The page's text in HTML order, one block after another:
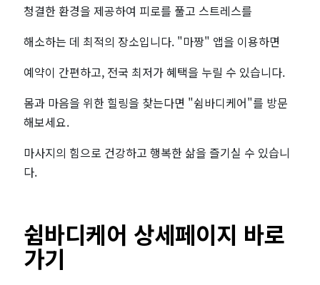
청결한 환경을 제공하여 피로를 풀고 스트레스를
해소하는 데 최적의 장소입니다. "마짱" 앱을 이용하면
예약이 간편하고, 전국 최저가 혜택을 누릴 수 있습니다.
몸과 마음을 위한 힐링을 찾는다면 "쉼바디케어"를 방문
해보세요.
마사지의 힘으로 건강하고 행복한 삶을 즐기실 수 있습니
다.
쉼바디케어 상세페이지 바로
가기